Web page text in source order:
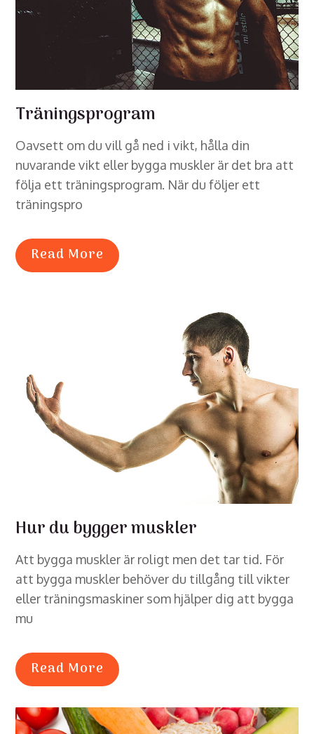
Träningsprogram
Oavsett om du vill gå ned i vikt, hålla din
nuvarande vikt eller bygga muskler är det bra att
följa ett träningsprogram. När du följer ett
träningspro
Read More
Hur du bygger muskler
Att bygga muskler är roligt men det tar tid. För
att bygga muskler behöver du tillgång till vikter
eller träningsmaskiner som hjälper dig att bygga
mu
Read More